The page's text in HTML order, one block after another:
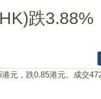
跌3.88%
元，跌0.85港元。成交